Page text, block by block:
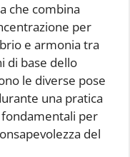
che combina
per
e armonia tra
di base dello
le diverse pose
una pratica
fondamentali per
del